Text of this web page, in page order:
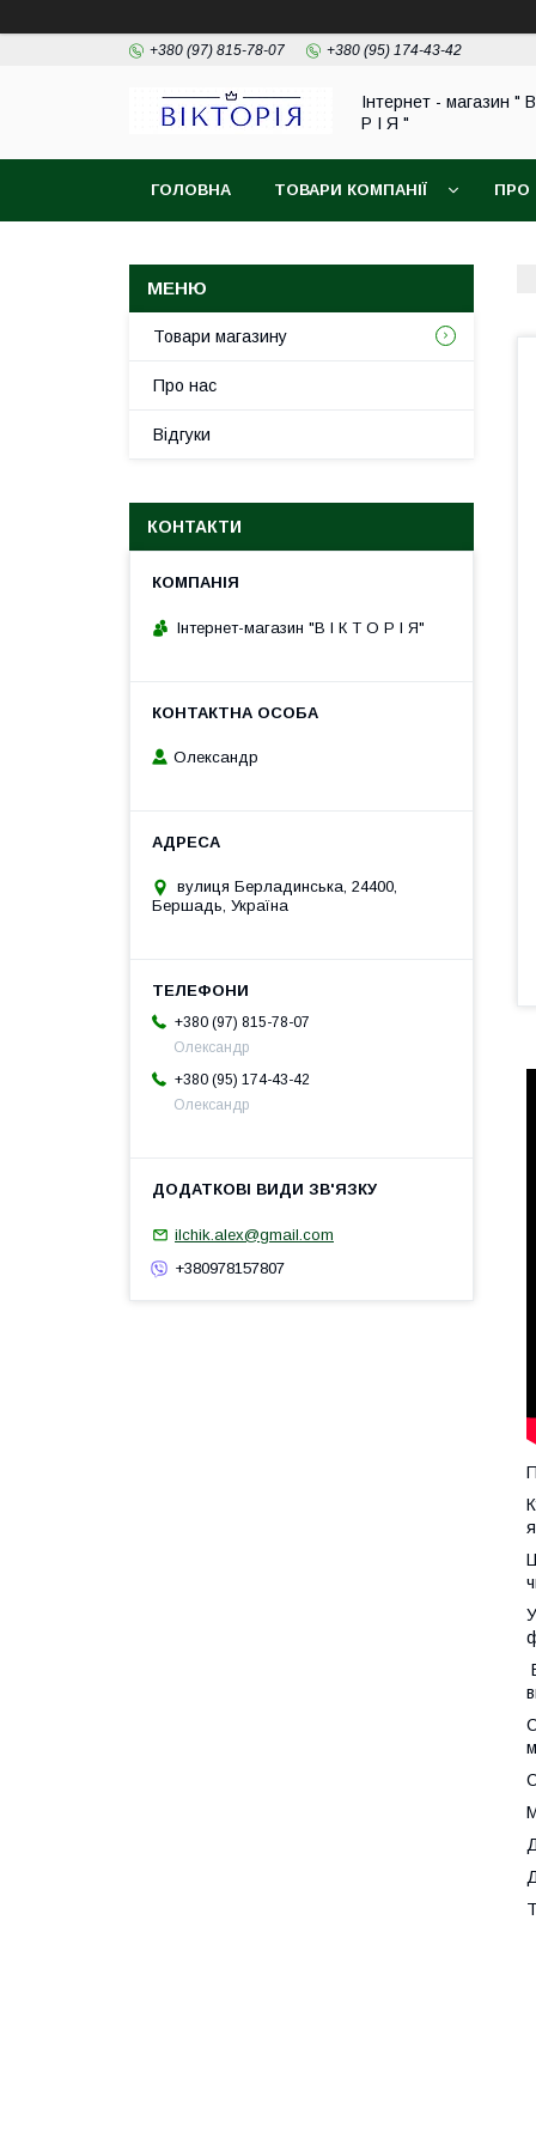
+380 (97) 815-78-07 +380 (95) 174-43-42
Інтернет - магазин "
Р І Я "
ГОЛОВНА ТОВАРИ КОМПАНІЇ ПРО
Товари магазину
Про нас
Відгуки
КОНТАКТИ
Інтернет-магазин "В І К Т О Р І Я"
Олександр
вулиця Берладинська, 24400,
Бершадь, Україна
+380 (97) 815-78-07
Олександр
+380 (95) 174-43-42
Олександр
ilchik.alex@gmail.com
+380978157807